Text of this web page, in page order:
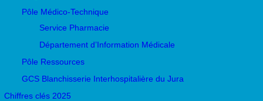
Pôle Médico-Technique
Service Pharmacie
Département d’Information Médicale
Pôle Ressources
GCS Blanchisserie Interhospitalière du Jura
Chiffres clés 2025